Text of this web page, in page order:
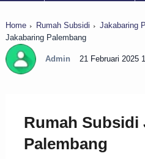
Home Rumah Subsidi Jakabaring
Jakabaring Palembang
Admin 21 Februari 2025
Rumah Subsidi
Palembang